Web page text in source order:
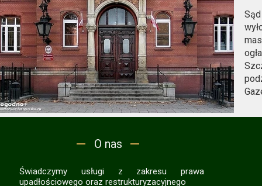
Świadczymy usługi z zakresu prawa
upadłościowego oraz restrukturyzacyjnego
O nas